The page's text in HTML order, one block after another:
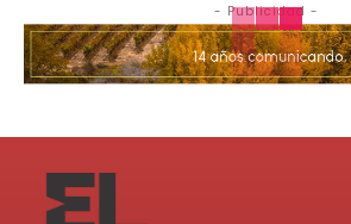
- Publicidad -